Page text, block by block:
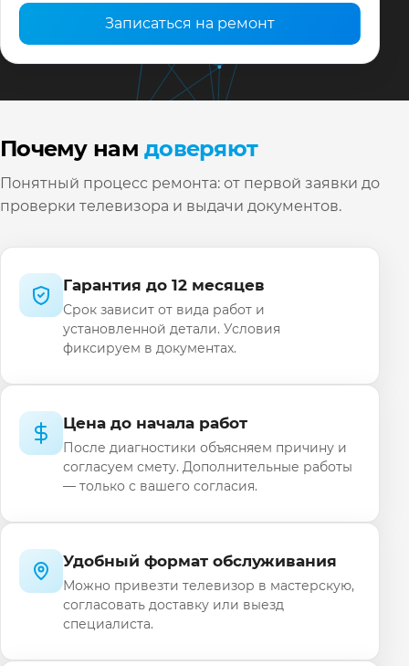
Записаться на ремонт
Почему намдоверяют
Понятный процесс ремонта: от первой заявки до
проверки телевизора и выдачи документов.
Гарантия до 12 месяцев
Срок зависит от вида работ и
установленной детали. Условия
фиксируем в документах.
Цена до начала работ
После диагностики объясняем причину и
согласуем смету. Дополнительные работы
— только с вашего согласия.
Удобный формат обслуживания
Можно привезти телевизор в мастерскую,
согласовать доставку или выезд
специалиста.